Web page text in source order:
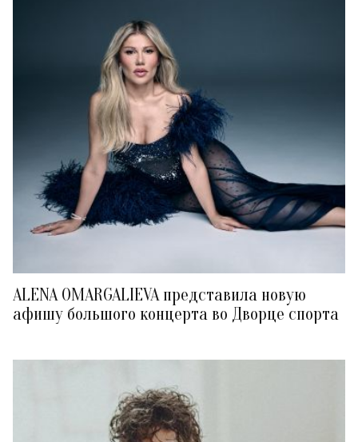
ALENA OMARGALIEVA представила новую
афишу большого концерта во Дворце спорта